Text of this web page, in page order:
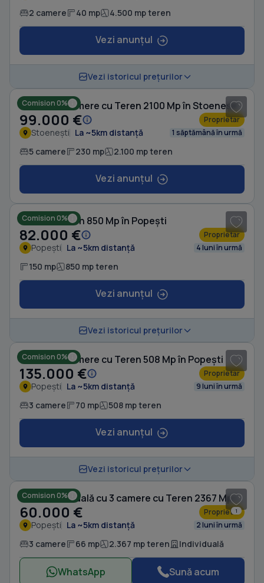
2 camere 40 mp 4.500 mp teren
Vezi anunțul
Vezi istoricul prețurilor
Comision 0%
Casă cu 5 camere cu Teren 2100 Mp în Stoenești
99.000 € Proprietar
Stoenești La ~5km distanță 1 săptămână în urmă
5 camere 230 mp 2.100 mp teren
Vezi anunțul
Comision 0%
Casă cu Teren 850 Mp în Popești
82.000 € Proprietar
Popești La ~5km distanță 4 luni în urmă
150 mp 850 mp teren
Vezi anunțul
Vezi istoricul prețurilor
Comision 0%
Casă cu 3 camere cu Teren 508 Mp în Popești
135.000 € Proprietar
Popești La ~5km distanță 9 luni în urmă
3 camere 70 mp 508 mp teren
Vezi anunțul
Vezi istoricul prețurilor
1
Comision 0% Casă individuală cu 3 camere cu Teren 2367 Mp în Popești
60.000 € Proprietar
Popești La ~5km distanță 2 luni în urmă
3 camere 66 mp 2.367 mp teren Individuală
WhatsApp Sună acum